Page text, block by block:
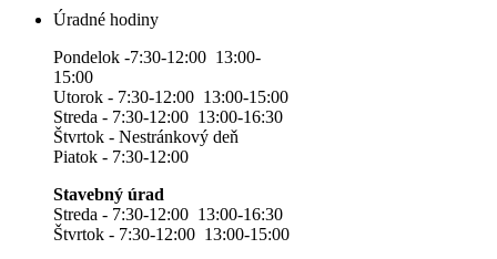
Úradné hodiny
Pondelok -7:30-12:00 13:00-
15:00
Utorok - 7:30-12:00 13:00-15:00
Streda - 7:30-12:00 13:00-16:30
Štvrtok - Nestránkový deň
Piatok - 7:30-12:00
Stavebný úrad
Streda - 7:30-12:00 13:00-16:30
Štvrtok - 7:30-12:00 13:00-15:00